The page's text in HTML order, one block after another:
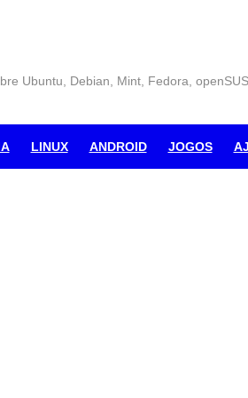
Ubuntu, Debian, Mint, Fedora,
LINUX ANDROID JOGOS